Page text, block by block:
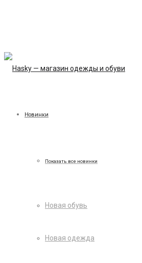
Новинки
Показать все новинки
Новая обувь
Новая одежда